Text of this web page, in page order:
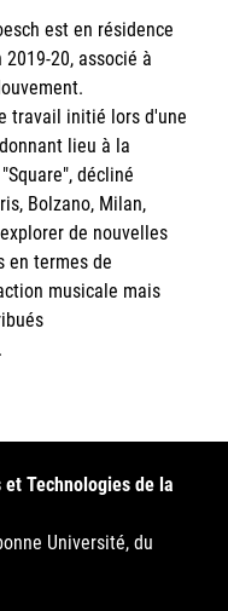
est en résidence
20, associé à
travail initié lors d'une
lieu à la
décliné
Bolzano, Milan,
de nouvelles
en termes de
musicale mais
Technologies de la
Université, du